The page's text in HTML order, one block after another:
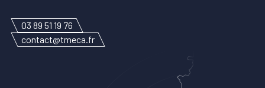
03 89 51 19 76
contact@tmeca.fr